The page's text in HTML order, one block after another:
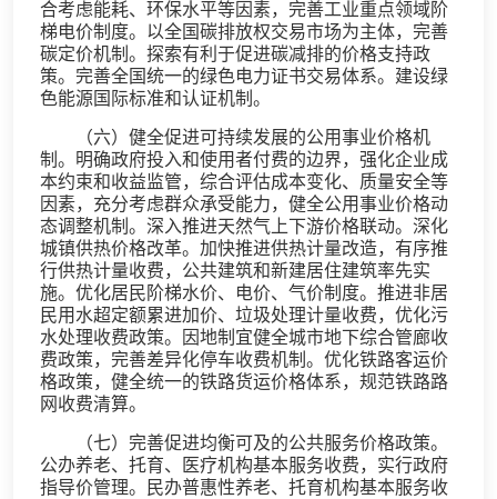
合考虑能耗、环保水平等因素，完善工业重点领域阶
梯电价制度。以全国碳排放权交易市场为主体，完善
碳定价机制。探索有利于促进碳减排的价格支持政
策。完善全国统一的绿色电力证书交易体系。建设绿
色能源国际标准和认证机制。
（六）健全促进可持续发展的公用事业价格机
制。明确政府投入和使用者付费的边界，强化企业成
本约束和收益监管，综合评估成本变化、质量安全等
因素，充分考虑群众承受能力，健全公用事业价格动
态调整机制。深入推进天然气上下游价格联动。深化
城镇供热价格改革。加快推进供热计量改造，有序推
行供热计量收费，公共建筑和新建居住建筑率先实
施。优化居民阶梯水价、电价、气价制度。推进非居
民用水超定额累进加价、垃圾处理计量收费，优化污
水处理收费政策。因地制宜健全城市地下综合管廊收
费政策，完善差异化停车收费机制。优化铁路客运价
格政策，健全统一的铁路货运价格体系，规范铁路路
网收费清算。
（七）完善促进均衡可及的公共服务价格政策。
公办养老、托育、医疗机构基本服务收费，实行政府
指导价管理。民办普惠性养老、托育机构基本服务收